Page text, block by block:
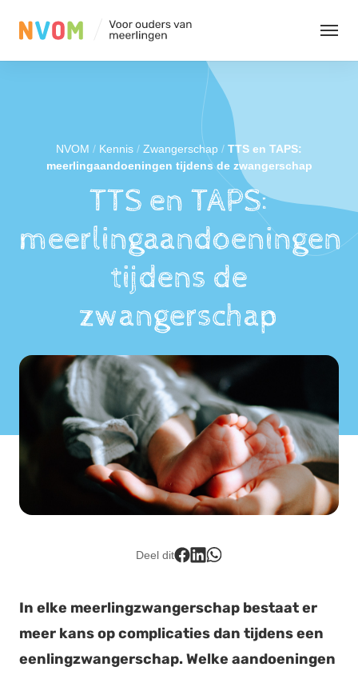
Evenementen
Lid worden
NVOM / Kennis / Zwangerschap / TTS en TAPS:
meerlingaandoeningen tijdens de zwangerschap
TTS en TAPS:
meerlingaandoeningen
tijdens de
zwangerschap
Deel dit
In elke meerlingzwangerschap bestaat er
meer kans op complicaties dan tijdens een
eenlingzwangerschap. Welke aandoeningen